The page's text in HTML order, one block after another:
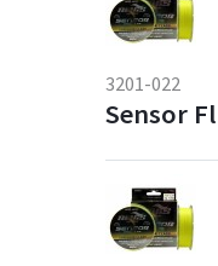
3201-022
Sensor